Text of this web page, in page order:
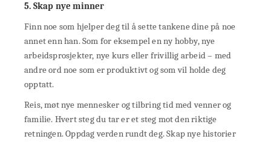
5. Skap nye minner
Finn noe som hjelper deg til å sette tankene dine på noe
annet enn han. Som for eksempel en ny hobby, nye
arbeidsprosjekter, nye kurs eller frivillig arbeid – med
andre ord noe som er produktivt og som vil holde deg
opptatt.
Reis, møt nye mennesker og tilbring tid med venner og
familie. Hvert steg du tar er et steg mot den riktige
retningen. Oppdag verden rundt deg. Skap nye historier